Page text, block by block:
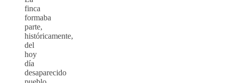
finca
formaba
parte,
históricamente,
del
hoy
día
desaparecido